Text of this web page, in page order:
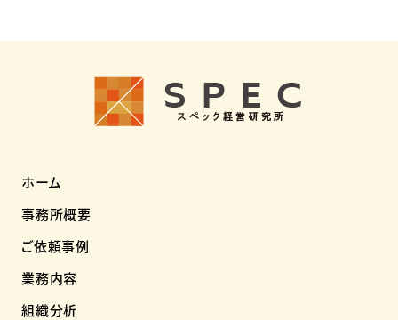
ホーム
事務所概要
ご依頼事例
業務内容
組織分析